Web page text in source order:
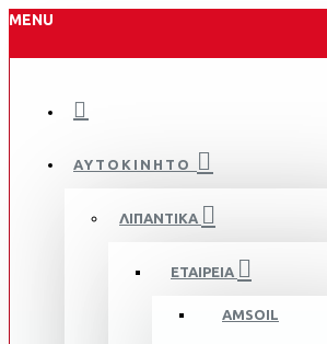
MENU
ΑΥΤΟΚΙΝΗΤΟ
ΛΙΠΑΝΤΙΚΑ
ΕΤΑΙΡΕΙΑ
AMSOIL